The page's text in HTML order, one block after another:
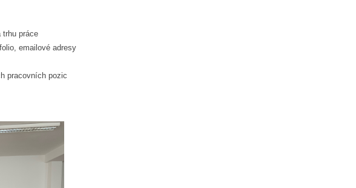
práce
emailové adresy
pracovních pozic